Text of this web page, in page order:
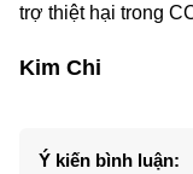
trợ thiệt hại trong
Kim Chi
Ý kiến bình luận: